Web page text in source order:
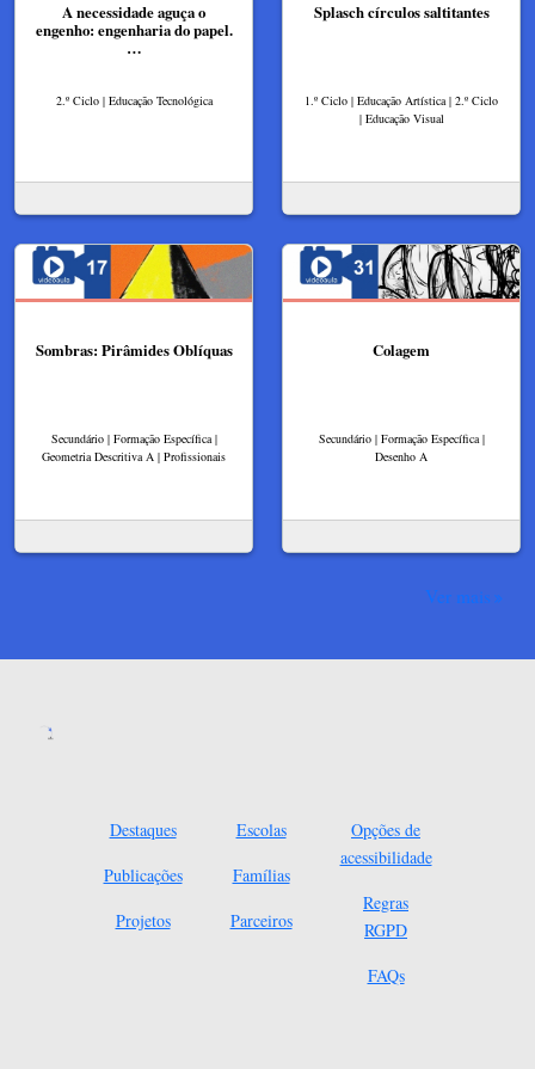
A necessidade aguça o
engenho: engenharia do papel.
…
2.º Ciclo | Educação Tecnológica
Splasch círculos saltitantes
1.º Ciclo | Educação Artística | 2.º Ciclo
| Educação Visual
Sombras: Pirâmides Oblíquas
Secundário | Formação Específica |
Geometria Descritiva A | Profissionais
Colagem
Secundário | Formação Específica |
Desenho A
Ver mais
Destaques
Publicações
Projetos
Escolas
Famílias
Parceiros
Opções de
acessibilidade
Regras
RGPD
FAQs